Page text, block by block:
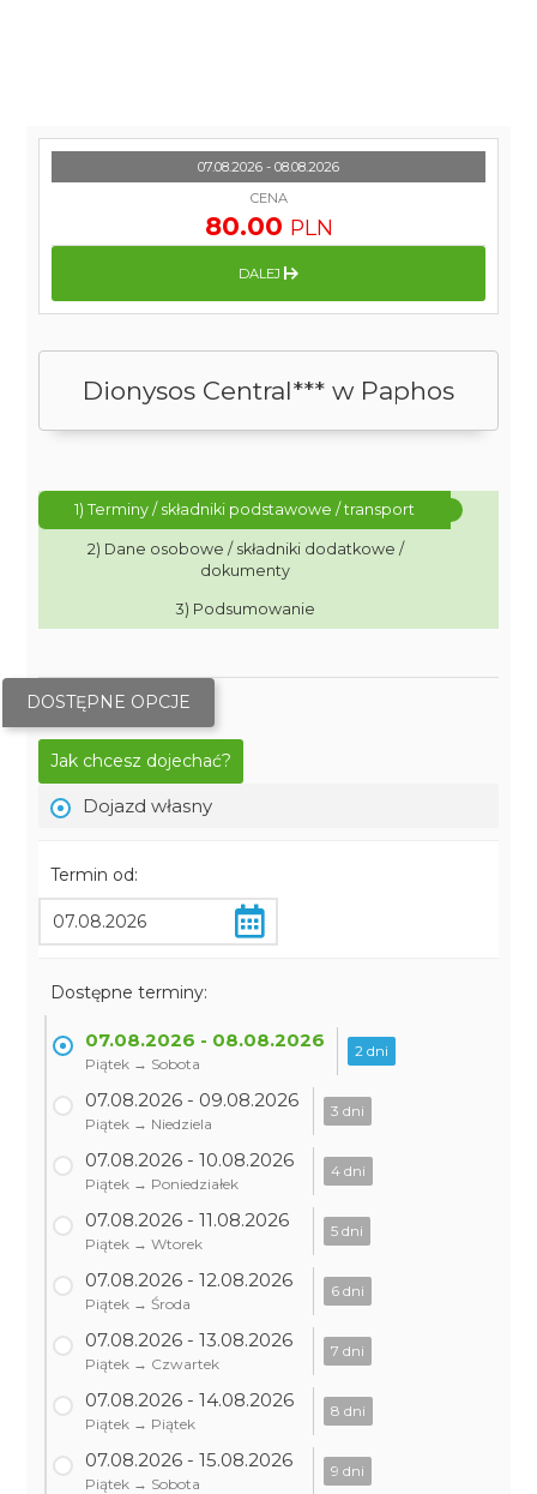
Dionysos Central*** w Paphos
1) Terminy / składniki podstawowe / transport
2) Dane osobowe / składniki dodatkowe /
dokumenty
3) Podsumowanie
DOSTĘPNE OPCJE
Jak chcesz dojechać?
Dojazd własny
Termin od:
Dostępne terminy:
07.08.2026 - 08.08.2026
Piątek → Sobota
2 dni
07.08.2026 - 09.08.2026
Piątek → Niedziela
3 dni
07.08.2026 - 10.08.2026
Piątek → Poniedziałek
4 dni
07.08.2026 - 11.08.2026
Piątek → Wtorek
5 dni
07.08.2026 - 12.08.2026
Piątek → Środa
6 dni
07.08.2026 - 13.08.2026
Piątek → Czwartek
7 dni
07.08.2026 - 14.08.2026
Piątek → Piątek
8 dni
07.08.2026 - 15.08.2026
Piątek → Sobota
9 dni
07.08.2026 - 08.08.2026
CENA
80.00 PLN
DALEJ